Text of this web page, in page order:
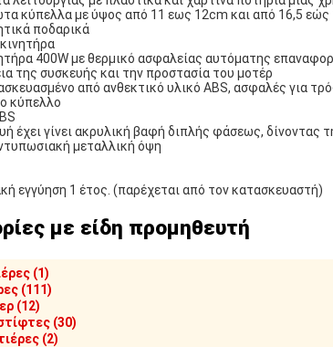
κύπελλα με ύψος από 11 εως 12cm και από 16,5 εώς
ποδαρικά
400W με θερμικό ασφαλείας αυτόματης
της συσκευής και την προστασία του μοτέρ
από ανθεκτικό υλικό ABS, ασφαλές για
κύπελλο
έχει γίνει ακρυλική βαφή διπλής φάσεως, δίνοντας
μεταλλική όψη
εγγύηση 1 έτος. (παρέχεται από τον κατασκευαστή)
με είδη προμηθευτή
(1)
(111)
(12)
(30)
(2)